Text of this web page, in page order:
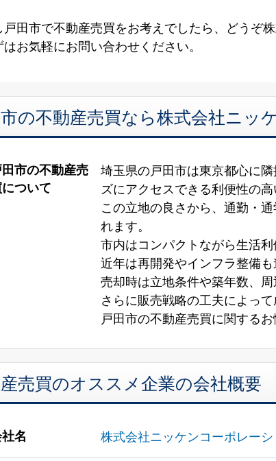
戸田市で不動産売買をお考えでしたら、どうぞ
はお気軽にお問い合わせください。
の不動産売買なら株式会社ニッ
田市の不動産売
ついて
埼玉県の戸田市は東京都心に
ズにアクセスできる利便性の高
この立地の良さから、通勤・
れます。
市内はコンパクトながら生活
近年は再開発やインフラ整備
売却時は立地条件や築年数、
さらに販売戦略の工夫によっ
戸田市の不動産売買に関する
売買のオススメ企業の会社概要
名 株式会社ニッケンコーポレー